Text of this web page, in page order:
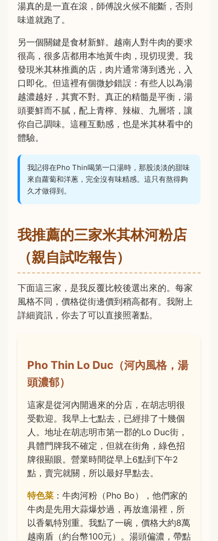
湯真的是一直在滾，師傅說火候不能斷，否則
味道就跑了。
另一個關鍵是食材新鮮。越南人對牛肉的要求
很高，很多店都用本地黃牛肉，現切現燙。我
發現米其林推薦的店，肉片通常薄到透光，入
口即化。但這裡有個微妙錯誤：有些人以為湯
越濃越好，其實不對。真正的精髓是平衡，湯
頭要鮮而不膩，配上青檸、辣椒、九層塔，讓
你自己調味。這種互動感，也是米其林看中的
體驗。
我記得在Pho Thin喝第一口湯時，那股淡淡的甜味
來自蘿蔔和洋蔥，完全沒有味精感。這只有熬得夠
久才做得到。
我推薦的三家米其林河粉店
（親自試吃報告）
下面這三家，是我反覆比較後選出來的。每家
風格不同，價格從街邊價到稍高都有。我附上
詳細資訊，你去了可以直接照著點。
Pho Thin Lo Duc（河內風格，湯
頭濃郁）
這家是從河內開過來的分店，在胡志明很
受歡迎。我早上七點去，已經排了十幾個
人。地址在胡志明市第一郡的Lo Duc街，
具體門牌我不確定，但就在街角，綠色招
牌很顯眼。營業時間從早上6點到下午2
點，賣完就關，所以最好早點去。
特色菜 ：牛肉河粉（Pho Bo），他們家的
牛肉是先用大蒜爆炒過，再放進湯裡，所
以香氣特別重。我點了一碗，價格大約8萬
越南盾（約台幣100元）。湯頭偏濃，帶點